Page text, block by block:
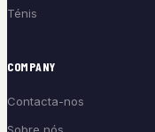
Ténis
COMPANY
Contacta-nos